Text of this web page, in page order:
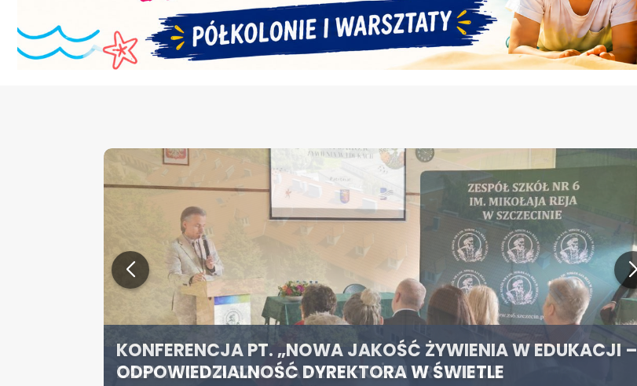
ZABYTKOWA SZKOŁA PRZY HOŻEJ PRZEJDZIE
KONFERENCJA PT. „NOWA JAKOŚĆ ŻYWIENIA W EDUKACJI –
ODPOWIEDZIALNOŚĆ DYREKTORA W ŚWIETLE
SZCZECIN ROZWIJA EDUKACJĘ WŁĄCZAJĄCĄ - NOWE